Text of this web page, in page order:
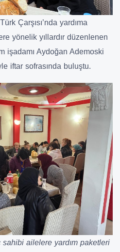
Çarşısı’nda yardıma
yönelik yıllardır düzenlenen
işadamı Aydoğan Ademoski
iftar sofrasında buluştu.
sahibi ailelere yardım paketleri